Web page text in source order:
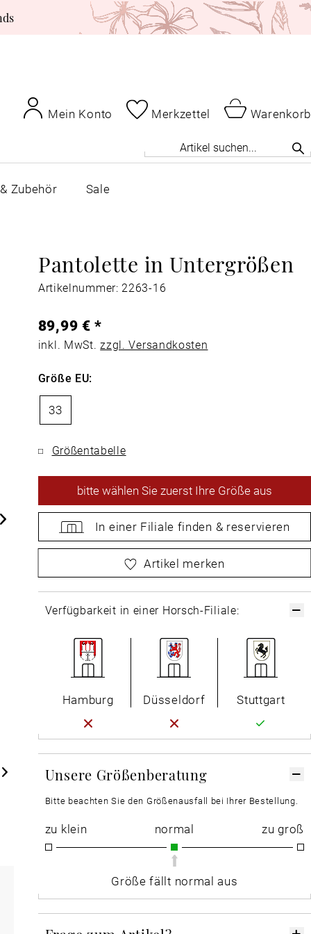
Mein Konto Merkzettel
Warenkorb
Zubehör Sale
Pantolette in Untergrößen
Artikelnummer: 2263-16
89,99 € *
inkl. MwSt.zzgl. Versandkosten
Größe EU:
33
Größentabelle
bittewählen Sie zuerst Ihre Größe aus
In einer Filiale finden & reservieren
wählen Sie zuerst Ihre Größe aus
Artikel merken
Verfügbarkeit in einer Horsch-Filiale:
Hamburg Düsseldorf Stuttgart
Unsere Größenberatung
Bitte beachten Sie den Größenausfall bei Ihrer Bestellung.
zu klein normal zu groß
Größe fällt normal aus